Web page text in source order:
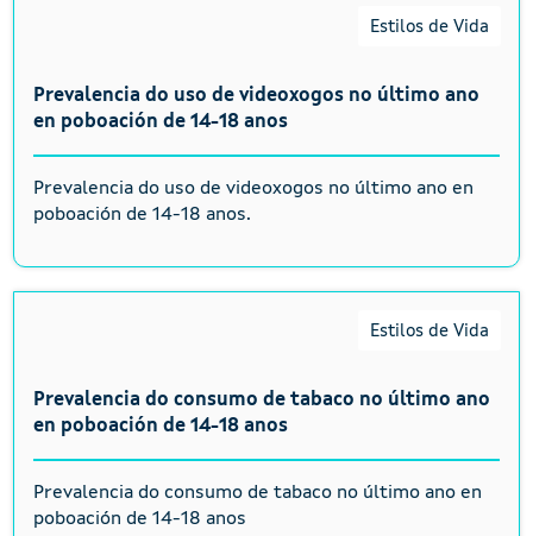
Estilos de Vida
Prevalencia do uso de videoxogos no último ano
en poboación de 14-18 anos
Prevalencia do uso de videoxogos no último ano en
poboación de 14-18 anos.
Estilos de Vida
Prevalencia do consumo de tabaco no último ano
en poboación de 14-18 anos
Prevalencia do consumo de tabaco no último ano en
poboación de 14-18 anos